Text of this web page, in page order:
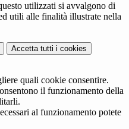
utilizzati si avvalgono di
utili alle finalità illustrate nella
Accetta tutti i cookies
quali cookie consentire.
il funzionamento della
al funzionamento potete